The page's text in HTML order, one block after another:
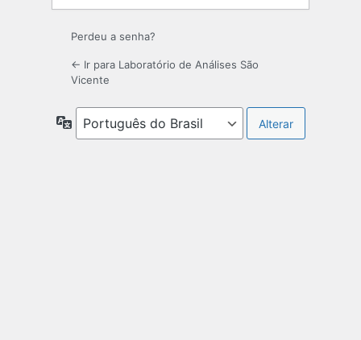
Perdeu a senha?
← Ir para Laboratório de Análises São
Vicente
Idioma